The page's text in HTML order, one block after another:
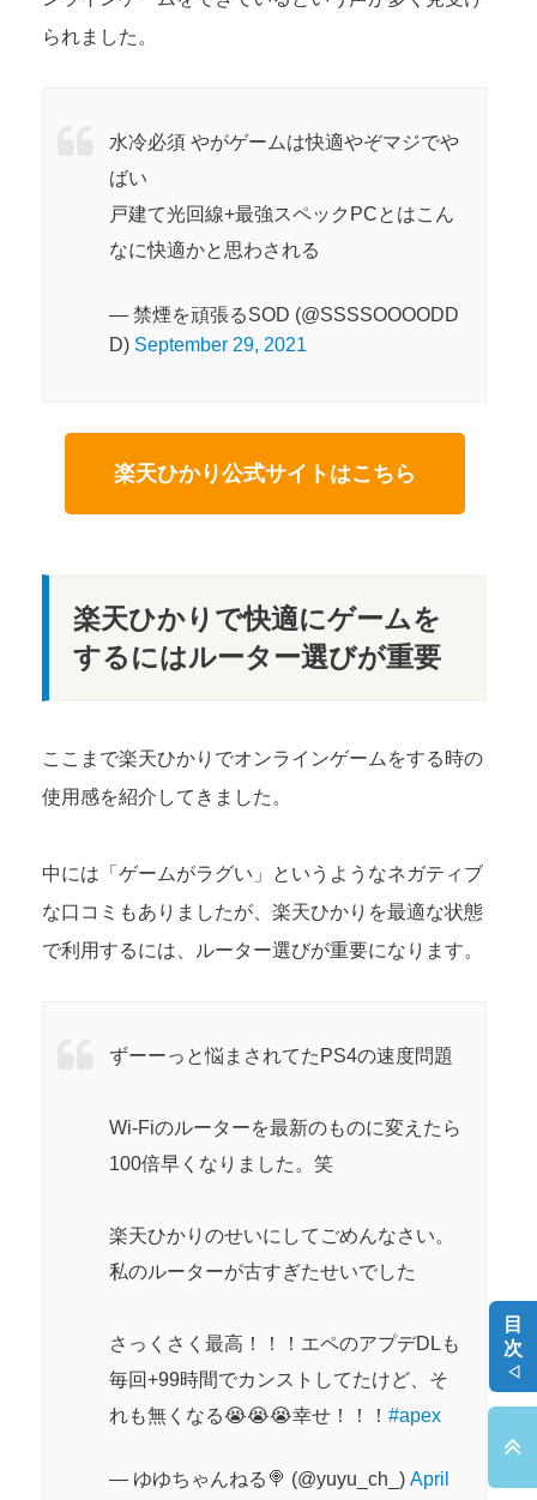
られました。
水冷必須 やがゲームは快適やぞマジでや
ばい
戸建て光回線+最強スペックPCとはこん
なに快適かと思わされる
— 禁煙を頑張るSOD (@SSSSOOOODD
D) September 29, 2021
楽天ひかり公式サイトはこちら
楽天ひかりで快適にゲームを
するにはルーター選びが重要
ここまで楽天ひかりでオンラインゲームをする時の
使用感を紹介してきました。
中には「ゲームがラグい」というようなネガティブ
な口コミもありましたが、楽天ひかりを最適な状態
で利用するには、ルーター選びが重要になります。
ずーーっと悩まされてたPS4の速度問題
Wi-Fiのルーターを最新のものに変えたら
100倍早くなりました。笑
楽天ひかりのせいにしてごめんなさい。
私のルーターが古すぎたせいでした
さっくさく最高！！！エペのアプデDLも
毎回+99時間でカンストしてたけど、そ
れも無くなる😭😭😭幸せ！！！ #apex
— ゆゆちゃんねる🍭 (@yuyu_ch_) April
目
次
◁